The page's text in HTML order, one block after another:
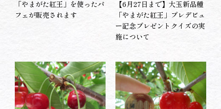
「やまがた紅王」を使ったパ
フェが販売されます
【6月27日まで】大玉新品種
「やまがた紅王」プレデビュ
ー記念プレゼントクイズの実
施について